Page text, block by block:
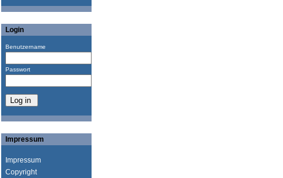
Login
Benutzername
Passwort
Impressum
Impressum
Copyright